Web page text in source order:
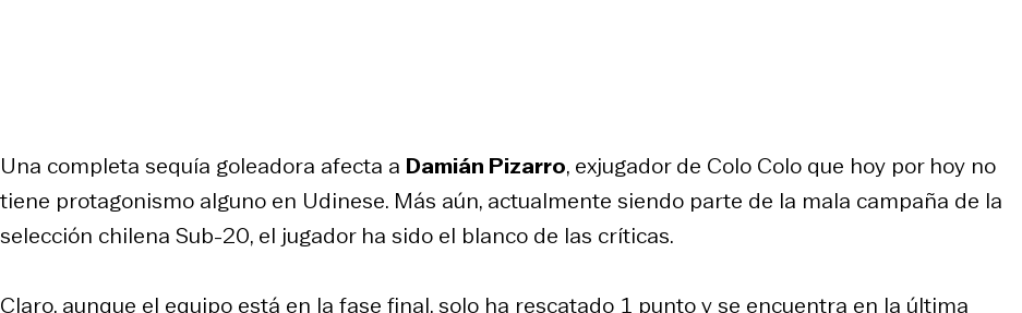
Una completa sequía goleadora afecta a Damián Pizarro, exjugador de Colo Colo que hoy por hoy no
tiene protagonismo alguno en Udinese. Más aún, actualmente siendo parte de la mala campaña de la
selección chilena Sub-20, el jugador ha sido el blanco de las críticas.
Claro, aunque el equipo está en la fase final, solo ha rescatado 1 punto y se encuentra en la última